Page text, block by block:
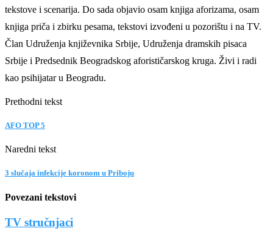
tekstove i scenarija. Do sada objavio osam knjiga aforizama, osam
knjiga priča i zbirku pesama, tekstovi izvođeni u pozorištu i na TV.
Član Udruženja književnika Srbije, Udruženja dramskih pisaca
Srbije i Predsednik Beogradskog aforističarskog kruga. Živi i radi
kao psihijatar u Beogradu.
Prethodni tekst
AFO TOP 5
Naredni tekst
3 slučaja infekcije koronom u Priboju
Povezani tekstovi
TV stručnjaci